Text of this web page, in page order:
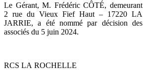
Le Gérant, M. Frédéric CÔTÉ, demeurant
2 rue du Vieux Fief Haut – 17220 LA
JARRIE, a été nommé par décision des
associés du 5 juin 2024.
RCS LA ROCHELLE